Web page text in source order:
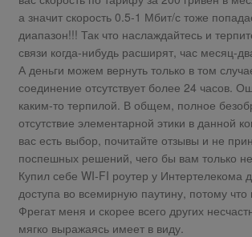
а значит скорость 0.5-1 Мбит/с тоже
диапазон!!! Так что наслаждайтесь и
связи когда-нибудь расширят, час месяц-
А деньги можем вернуть только в том
соединение отсутствует более 24 часов.
каким-то терпилой. В общем, полное
отсутствие элементарной этики в данной
вас есть выбор, почитайте отзывы и не
поспешных решений, чего бы вам только
Купил себе WI-FI роутер у Интертелекома
доступа во всемирную паутину, потому что
Фрегат меня и скорее всего других
мягко выражаясь имеет в виду.